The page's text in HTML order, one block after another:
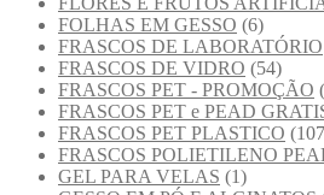
FOLHAS EM GESSO (6)
FRASCOS DE LABORATÓRIO
FRASCOS DE VIDRO (54)
FRASCOS PET - PROMOÇÃO
FRASCOS PET e PEAD
FRASCOS PET PLASTICO
FRASCOS POLIETILENO
GEL PARA VELAS (1)